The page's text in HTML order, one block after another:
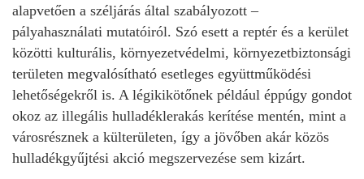
alapvetően a széljárás által szabályozott –
pályahasználati mutatóiról. Szó esett a reptér és a kerület
közötti kulturális, környezetvédelmi, környezetbiztonsági
területen megvalósítható esetleges együttműködési
lehetőségekről is. A légikikötőnek például éppúgy gondot
okoz az illegális hulladéklerakás kerítése mentén, mint a
városrésznek a külterületen, így a jövőben akár közös
hulladékgyűjtési akció megszervezése sem kizárt.